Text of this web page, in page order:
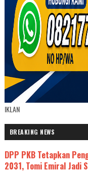
IKLAN
BREAKING NEWS
DPP PKB Tetapkan
2031, Tomi Emiral Jadi